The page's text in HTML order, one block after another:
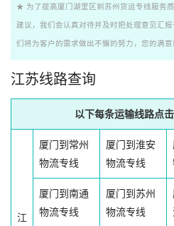
★ 为了提高厦门湖里区到苏州货运专线服务
建议，我们会认真对待并及时把处理意见汇
们将为客户的需求做出不懈的努力，您的满
江苏线路查询
以下每条运输线路点
江
厦门到常州
物流专线
厦门到淮安
物流专线
厦门到南通
物流专线
厦门到苏州
物流专线